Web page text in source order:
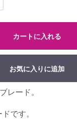
カートに入れる
お気に入りに追加
レード。
です。